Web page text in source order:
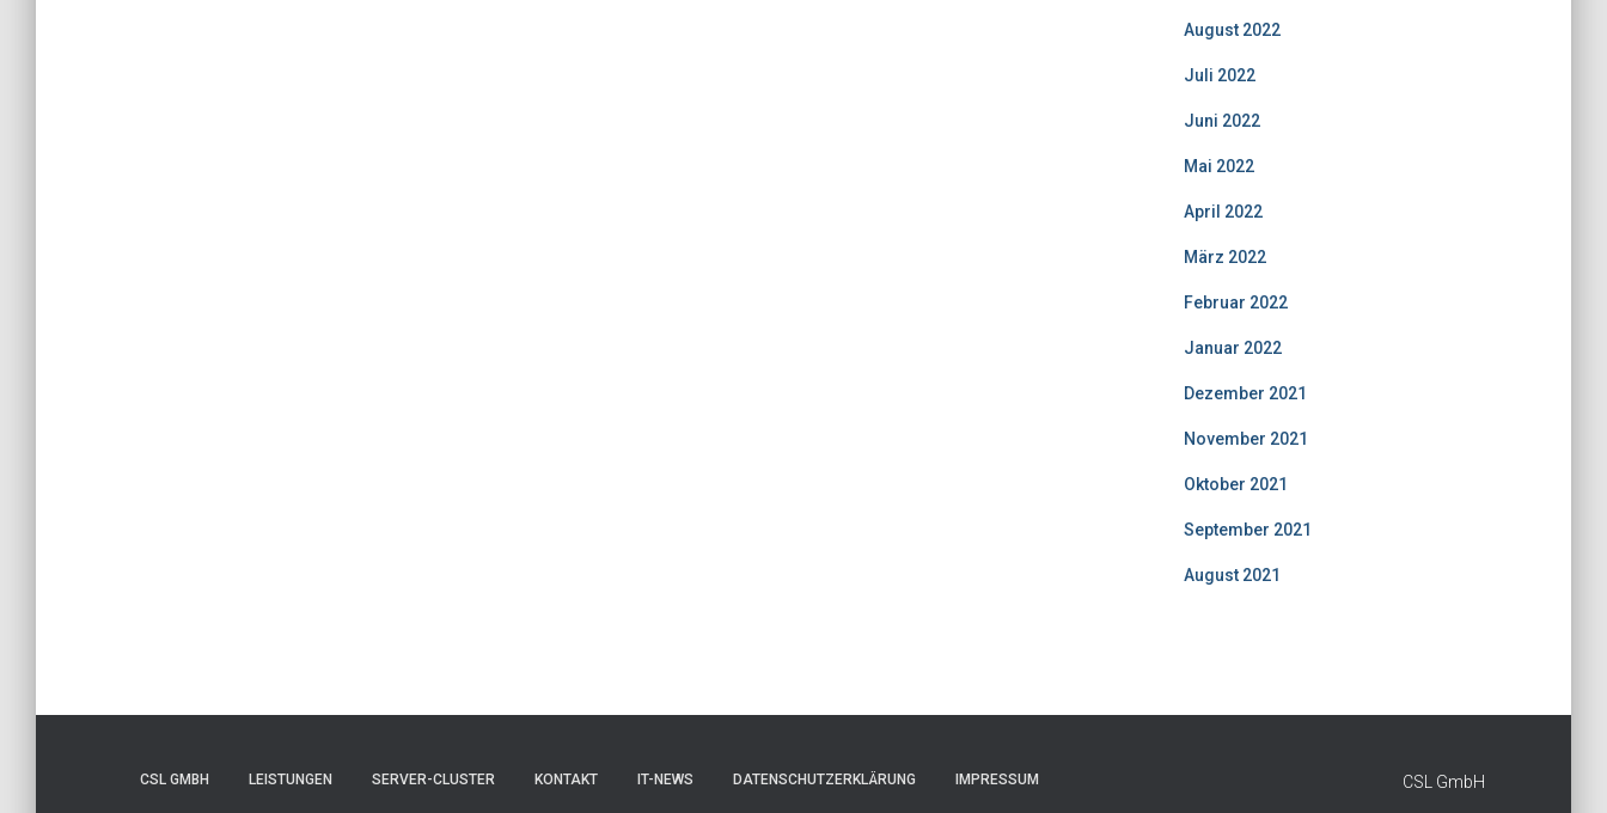
August 2022
Juli 2022
Juni 2022
Mai 2022
April 2022
März 2022
Februar 2022
Januar 2022
Dezember 2021
November 2021
Oktober 2021
September 2021
August 2021
CSL GMBH LEISTUNGEN SERVER-CLUSTER KONTAKT IT-NEWS DATENSCHUTZERKLÄRUNG IMPRESSUM CSL GmbH